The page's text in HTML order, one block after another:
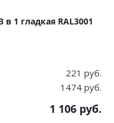
1 гладкая RAL3001
221 руб.
1474 руб.
1 106 руб.